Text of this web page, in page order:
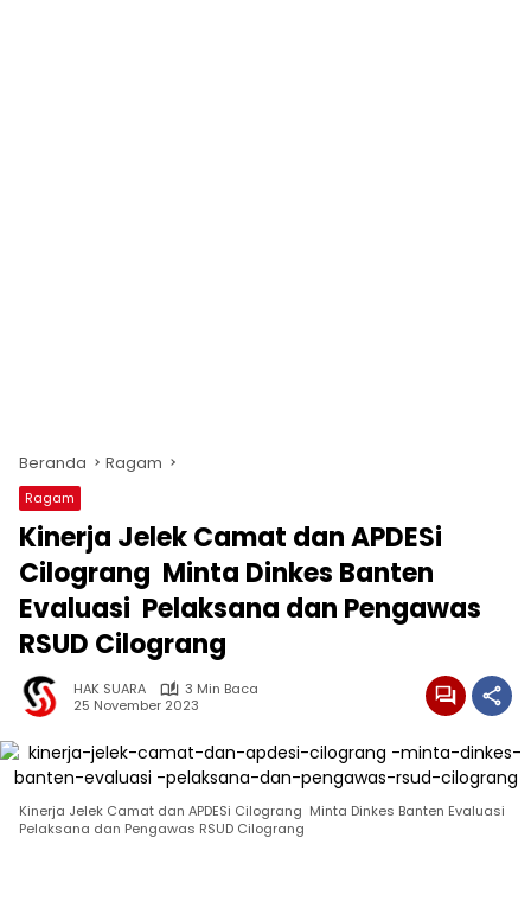
Beranda Ragam
Ragam
Kinerja Jelek Camat dan APDESi
Cilograng Minta Dinkes Banten
Evaluasi Pelaksana dan Pengawas
RSUD Cilograng
HAK SUARA
3 Min Baca
25 November 2023
Kinerja Jelek Camat dan APDESi Cilograng Minta Dinkes Banten Evaluasi
Pelaksana dan Pengawas RSUD Cilograng